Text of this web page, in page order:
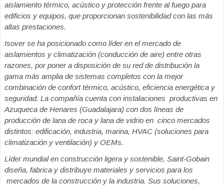
aislamiento térmico, acústico y protección frente al fuego para
edificios y equipos, que proporcionan sostenibilidad con las más
altas prestaciones.
Isover se ha posicionado como líder en el mercado de
aislamientos y climatización (conducción de aire) entre otras
razones, por poner a disposición de su red de distribución la
gama más amplia de sistemas completos con la mejor
combinación de confort térmico, acústico, eficiencia energética y
seguridad. La compañía cuenta con instalaciones productivas en
Azuqueca de Henares (Guadalajara) con dos líneas de
producción de lana de roca y lana de vidrio en cinco mercados
distintos: edificación, industria, marina, HVAC (soluciones para
climatización y ventilación) y OEMs.
Líder mundial en construcción ligera y sostenible, Saint-Gobain
diseña, fabrica y distribuye materiales y servicios para los
mercados de la construcción y la industria. Sus soluciones,